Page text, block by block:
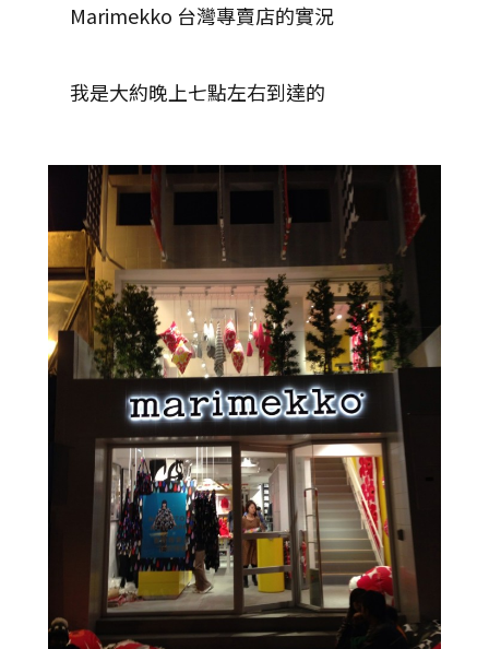
Marimekko 台灣專賣店的實況
我是大約晚上七點左右到達的